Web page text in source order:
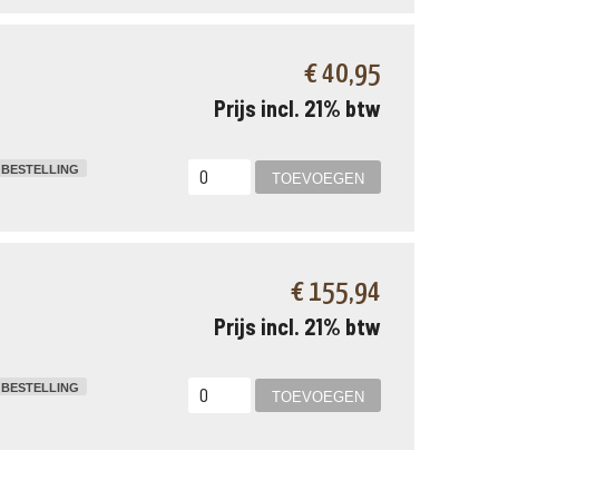
BESTELLING
€ 40,95
Prijs incl. 21% btw
BESTELLING
€ 155,94
Prijs incl. 21% btw